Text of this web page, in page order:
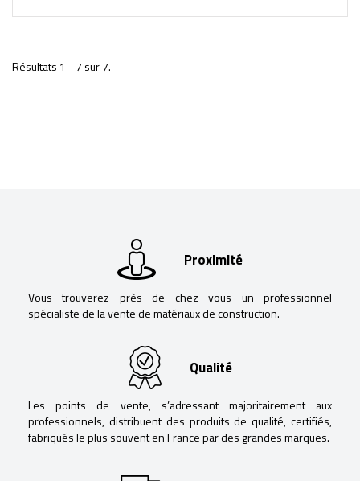
Résultats 1 - 7 sur 7.
Proximité
Vous trouverez près de chez vous un professionnel
spécialiste de la vente de matériaux de construction.
Qualité
Les points de vente, s’adressant majoritairement aux
professionnels, distribuent des produits de qualité, certifiés,
fabriqués le plus souvent en France par des grandes marques.